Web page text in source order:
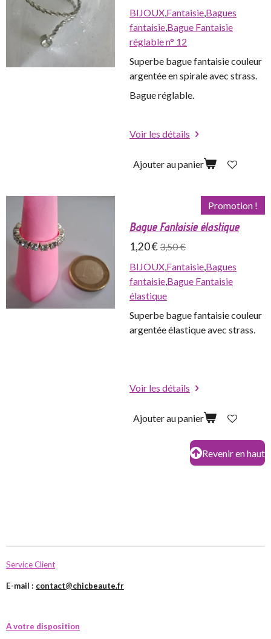
BIJOUX,Fantaisie,Bagues
fantaisie,Bague Fantaisie
réglable n° 12
Superbe bague fantaisie couleur
argentée en spirale avec strass.
Bague réglable.
Voir les détails
Ajouter au panier
Promotion !
Bague Fantaisie élastique
1,20 €3,50 €
BIJOUX,Fantaisie,Bagues
fantaisie,Bague Fantaisie
élastique
Superbe bague fantaisie couleur
argentée élastique avec strass.
Voir les détails
Ajouter au panier
Revenir en haut
Service Client
E-mail : contact@chicbeaute.fr
A votre disposition